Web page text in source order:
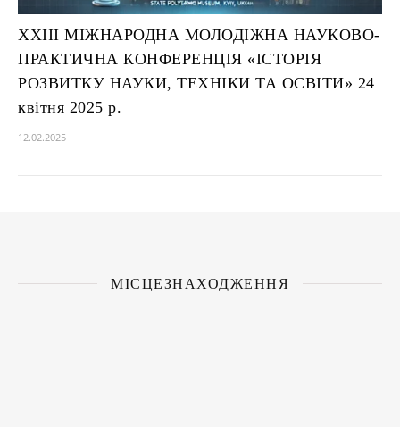
XXIII МІЖНАРОДНА МОЛОДІЖНА НАУКОВО-
ПРАКТИЧНА КОНФЕРЕНЦІЯ «ІСТОРІЯ
РОЗВИТКУ НАУКИ, ТЕХНІКИ ТА ОСВІТИ» 24
квітня 2025 р.
12.02.2025
МІСЦЕЗНАХОДЖЕННЯ